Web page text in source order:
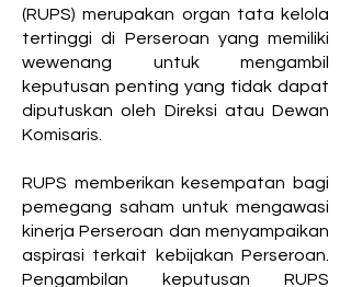
(RUPS) merupakan organ tata kelola
tertinggi di Perseroan yang memiliki
wewenang untuk mengambil
keputusan penting yang tidak dapat
diputuskan oleh Direksi atau Dewan
Komisaris.
RUPS memberikan kesempatan bagi
pemegang saham untuk mengawasi
kinerja Perseroan dan menyampaikan
aspirasi terkait kebijakan Perseroan.
Pengambilan keputusan RUPS